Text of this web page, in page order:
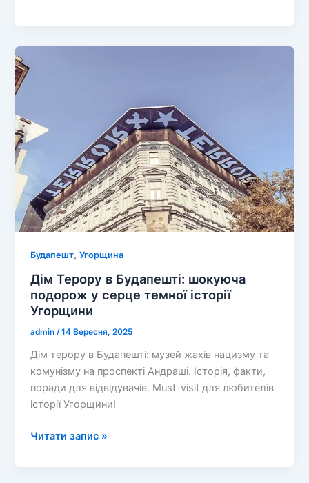
Риму:
Будапешт,Угорщина
Дім Терору в Будапешті: шокуюча
подорож у серце темної історії
Угорщини
admin/14 Вересня, 2025
Дім терору в Будапешті: музей жахів нацизму та
комунізму на проспекті Андраші. Історія, факти,
поради для відвідувачів. Must-visit для любителів
історії Угорщини!
Дім
Читати запис »